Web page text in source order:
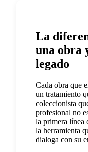
La
una obra
legado
Cada obra que
un tratamiento
coleccionista
profesional no
la primera línea
la herramienta
dialoga con su